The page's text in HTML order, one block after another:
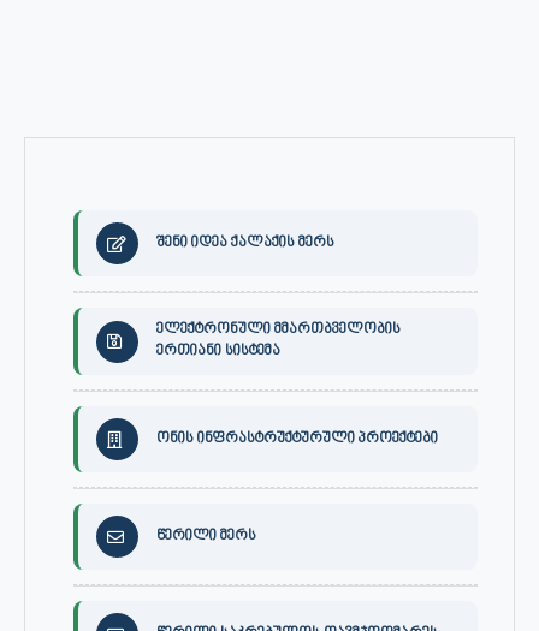
შენი იდეა ქალაქის მერს
ელექტრონული მმართბველობის
ერთიანი სისტემა
ონის ინფრასტრუქტურული პროექტები
წერილი მერს